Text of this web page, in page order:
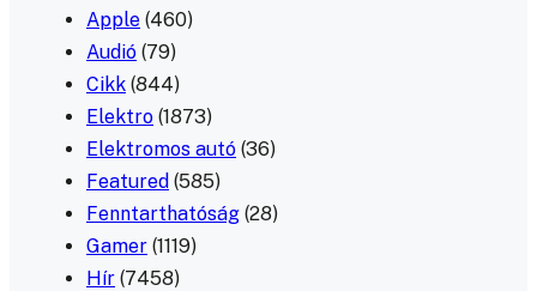
Apple (460)
Audió (79)
Cikk (844)
Elektro (1873)
Elektromos autó (36)
Featured (585)
Fenntarthatóság (28)
Gamer (1119)
Hír (7458)